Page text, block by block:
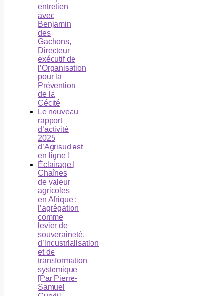
entretien
avec
Benjamin
des
Gachons,
Directeur
exécutif de
l’Organisation
pour la
Prévention
de la
Cécité
Le nouveau
rapport
d’activité
2025
d’Agrisud est
en ligne !
Éclairage |
Chaînes
de valeur
agricoles
en Afrique :
l’agrégation
comme
levier de
souveraineté,
d’industrialisation
et de
transformation
systémique
[Par Pierre-
Samuel